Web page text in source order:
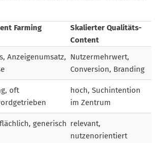
Farming
Skalierter Qualitäts-
Content
Anzeigenumsatz, Nutzermehrwert,
Conversion, Branding
oft
hoch, Suchintention
im Zentrum
generisch relevant,
nutzenorientiert